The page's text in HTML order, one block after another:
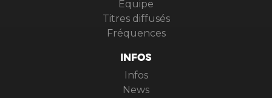
Equipe
Titres diffusés
Fréquences
INFOS
Infos
News